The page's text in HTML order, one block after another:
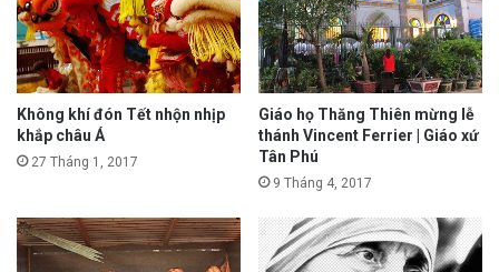
Không khí đón Tết nhộn nhịp
khắp châu Á
27 Tháng 1, 2017
Giáo họ Thăng Thiên mừng lễ
thánh Vincent Ferrier | Giáo xứ
Tân Phú
9 Tháng 4, 2017